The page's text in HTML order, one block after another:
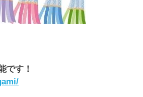
です！